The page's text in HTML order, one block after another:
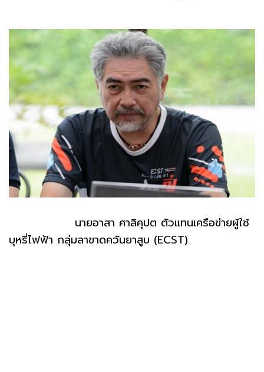
นายอาสา ศาลิคุปต ตัวแทนเครือข่ายผู้ใช้
บุหรี่ไฟฟ้า กลุ่มลาขาดควันยาสูบ (ECST)